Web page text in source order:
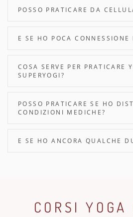
POSSO PRATICARE DA
E SE HO POCA CONNESSIONE
COSA SERVE PER PRATICARE
SUPERYOGI?
POSSO PRATICARE SE HO
CONDIZIONI MEDICHE?
E SE HO ANCORA QUALCHE
CORSI YOGA